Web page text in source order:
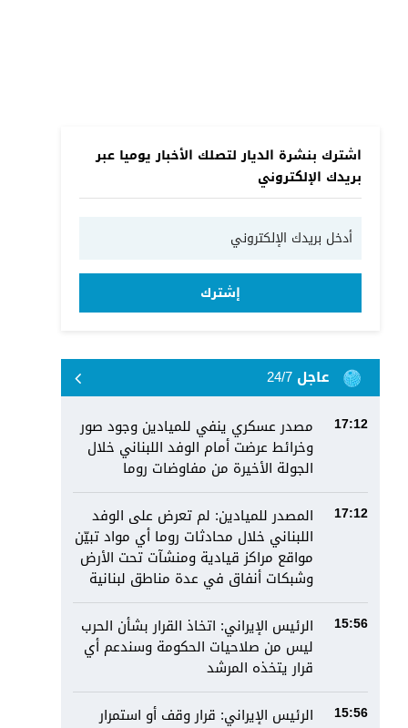
اشترك بنشرة الديار لتصلك الأخبار يوميا عبر
بريدك الإلكتروني
إشترك
عاجل 24/7
17:12
مصدر عسكري ينفي للميادين وجود صور
وخرائط عرضت أمام الوفد اللبناني خلال
الجولة الأخيرة من مفاوضات روما
17:12
المصدر للميادين: لم تعرض على الوفد
اللبناني خلال محادثات روما أي مواد تبيّن
مواقع مراكز قيادية ومنشآت تحت الأرض
وشبكات أنفاق في عدة مناطق لبنانية
15:56
الرئيس الإيراني: اتخاذ القرار بشأن الحرب
ليس من صلاحيات الحكومة وسندعم أي
قرار يتخذه المرشد
15:56
الرئيس الإيراني: قرار وقف أو استمرار